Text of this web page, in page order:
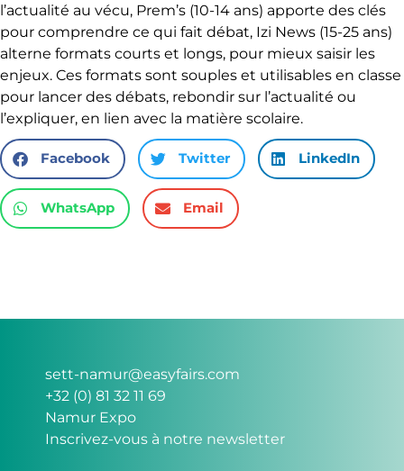
l’actualité au vécu, Prem’s (10-14 ans) apporte des clés
pour comprendre ce qui fait débat, Izi News (15-25 ans)
alterne formats courts et longs, pour mieux saisir les
enjeux. Ces formats sont souples et utilisables en classe
pour lancer des débats, rebondir sur l’actualité ou
l’expliquer, en lien avec la matière scolaire.
Facebook Twitter LinkedIn
WhatsApp Email
sett-namur@easyfairs.com
+32 (0) 81 32 11 69
Namur Expo
Inscrivez-vous à notre newsletter